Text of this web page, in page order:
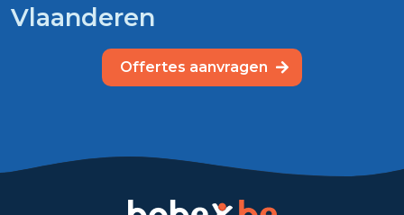
Vlaanderen
Offertes aanvragen